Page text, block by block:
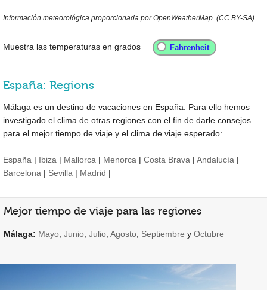
Información meteorológica proporcionada por OpenWeatherMap. (CC BY-SA)
Muestra las temperaturas en grados
España: Regions
Málaga es un destino de vacaciones en España. Para ello hemos
investigado el clima de otras regiones con el fin de darle consejos
para el mejor tiempo de viaje y el clima de viaje esperado:
España | Ibiza | Mallorca | Menorca | Costa Brava | Andalucía |
Barcelona | Sevilla | Madrid |
Mejor tiempo de viaje para las regiones
Málaga: Mayo Junio Julio Agosto Septiembre y Octubre